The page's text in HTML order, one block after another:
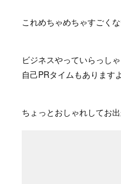
これめちゃめちゃすごく
ビジネスやっていらっし
自己PRタイムもありますよ
ちょっとおしゃれしてお出